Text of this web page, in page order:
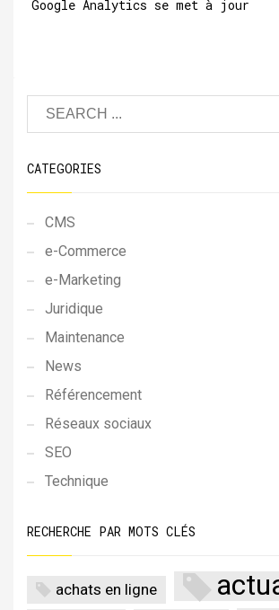
Google Analytics se met à jour
CATEGORIES
CMS
e-Commerce
e-Marketing
Juridique
Maintenance
News
Référencement
Réseaux sociaux
SEO
Technique
RECHERCHE PAR MOTS CLÉS
achats en ligne